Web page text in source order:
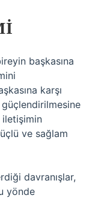
başkasına
karşı
iletişimin
ve sağlam
davranışlar,
yönde